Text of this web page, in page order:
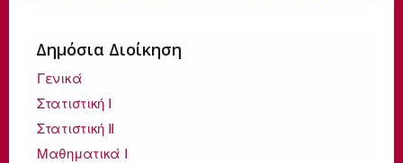
Δημόσια Διοίκηση
Γενικά
Στατιστική I
Στατιστική II
Μαθηματικά Ι